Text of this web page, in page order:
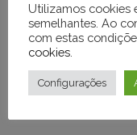
Publicidade
Utilizamos cookies
semelhantes. Ao
com estas
cookies
Configurações